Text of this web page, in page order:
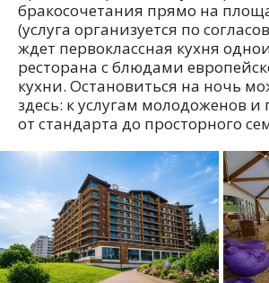
бракосочетания прямо на
(услуга организуется по
ждет первоклассная кухня
ресторана с блюдами
кухни. Остановиться на ночь
здесь: к услугам молодоженов и
от стандарта до просторного